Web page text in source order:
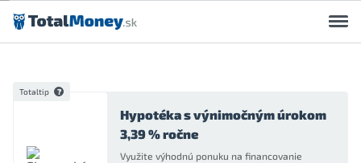
Preskočiť na obsah
Totaltip
Hypotéka s výnimočným úrokom
3,39 % ročne
Využite výhodnú ponuku na financovanie